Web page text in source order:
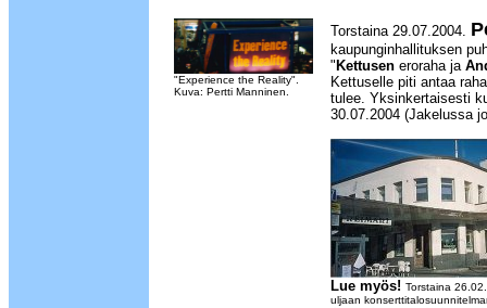
"Experience the Reality".
Kuva: Pertti Manninen.
Torstaina 29.07.2004.
kaupunginhallituksen
" Kettusen eroraha ja
Kettuselle piti antaa
tulee. Yksinkertaisesti
30.07.2004 (Jakelussa
Lue myös! Torstaina
uljaan